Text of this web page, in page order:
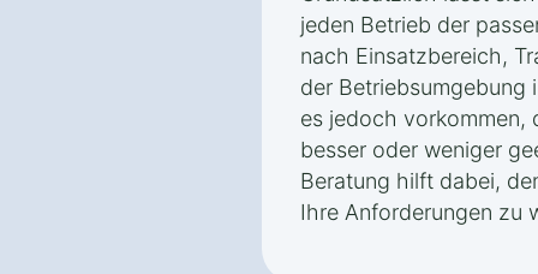
jeden Betrieb der
nach Einsatzbereich,
der Betriebsumgebung
es jedoch vorkommen,
besser oder weniger
Beratung hilft dabei,
Ihre Anforderungen zu